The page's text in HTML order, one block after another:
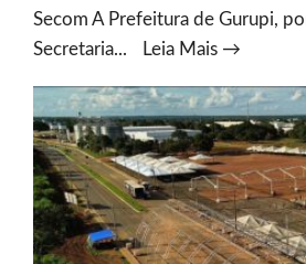
Secom A Prefeitura de Gurupi,
Secretaria... Leia Mais →
Gurupi
realiza
escolha
da
Rainha
e